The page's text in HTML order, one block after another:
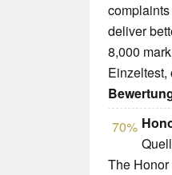
deliver
8,000
Einzeltest,
70%
The